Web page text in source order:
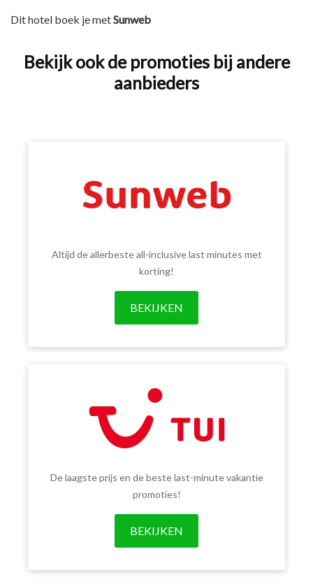
Dit hotel boek je metSunweb
Bekijk ook de promoties bij andere
aanbieders
Altijd de allerbeste all-inclusive last minutes met
korting!
BEKIJKEN
De laagste prijs en de beste last-minute vakantie
promoties!
BEKIJKEN